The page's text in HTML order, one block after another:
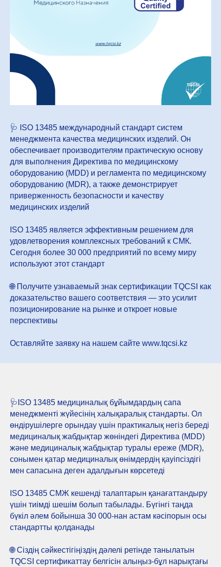
🩺 ISO 13485 международный стандарт систем
менеджмента качества медицинских изделий. Он
обеспечивает производителям практическую основу
для выполнения Директива по медицинскому
оборудованию (MDD) и регламента по медицинскому
оборудованию (MDR), а также демонстрирует
приверженность безопасности и качеству
медицинских изделий
ISO 13485 является эффективным решением для
удовлетворения комплексных требований к СМК.
Сегодня более 30 000 предприятий по всему миру
используют этот стандарт
🌐 Получите узнаваемый знак сертификации TQCSI как
доказательство вашего соответствия — это усилит
позиционирование на рынке и откроет новые
перспективы
Оставляйте заявку на нашем сайте www.tqcsi.kz
🩺ISO 13485 медициналық бұйымдардың сапа
менеджменті жүйесінің халықаралық стандарты. Ол
өндірушілерге орындау үшін практикалық негіз береді
медициналық жабдықтар жөніндегі Директива (MDD)
және медициналық жабдықтар туралы ереже (MDR),
сонымен қатар медициналық өнімдердің қауіпсіздігі
мен сапасына деген адалдығын көрсетеді
ISO 13485 СМЖ кешенді талаптарын қанағаттандыру
үшін тиімді шешім болып табылады. Бүгінгі таңда
бүкіл әлем бойынша 30 000-нан астам кәсіпорын осы
стандартты қолданады
🌐 Сіздің сәйкестігіңіздің дәлелі ретінде танылатын
TQCSI сертификаттау белгісін алыңыз-бұл нарықтағы